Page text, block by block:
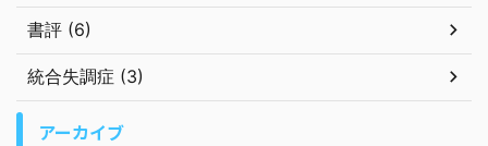
書評 (6)
統合失調症 (3)
アーカイブ